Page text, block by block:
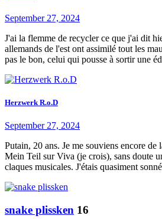
September 27, 2024
J'ai la flemme de recycler ce que j'ai dit
allemands de l'est ont assimilé tout les
pas le bon, celui qui pousse à sortir une
Herzwerk R.o.D
September 27, 2024
Putain, 20 ans. Je me souviens encore
Mein Teil sur Viva (je crois), sans doute
claques musicales. J'étais quasiment
snake plissken 16